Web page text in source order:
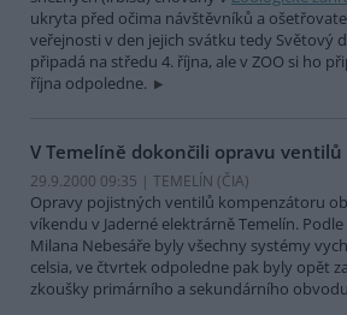
ukryta před očima návštěvníků a
veřejnosti v den jejich svátku tedy Světový
připadá na středu 4. října, ale v ZOO si ho
října odpoledne.
V Temelíně dokončili opravu ventilů
29.9.2000 09:35 | TEMELÍN (ČIA)
Opravy pojistných ventilů kompenzátoru
víkendu v Jaderné elektrárně Temelín.
Milana Nebesáře byly všechny systémy
celsia, ve čtvrtek odpoledne pak byly opět
zkoušky primárního a sekundárního